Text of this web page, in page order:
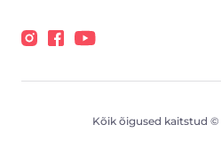
Kõik õigused kaitstud ©